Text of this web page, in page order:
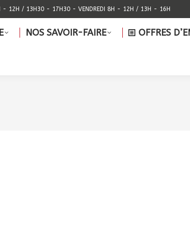
- 12H / 13H30 - 17H30 - VENDREDI 8H - 12H / 13H - 16H
NOS SAVOIR-FAIRE OFFRES
NOS SAVOIR-FAIRE OFFRES